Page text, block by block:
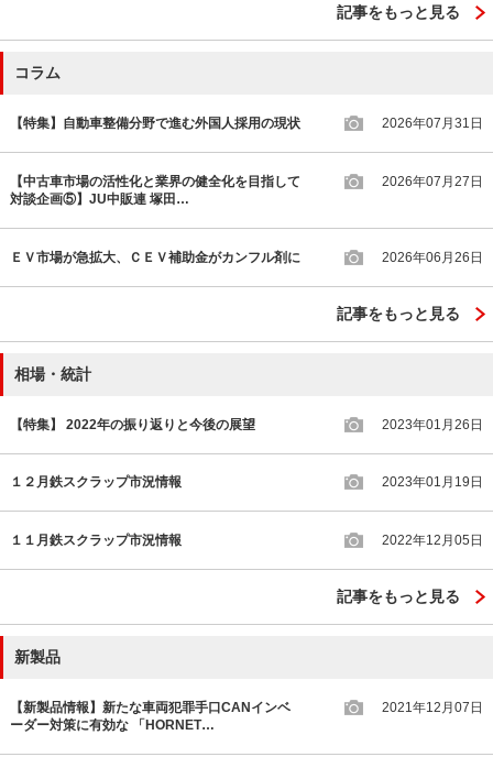
記事をもっと見る
コラム
【特集】自動車整備分野で進む外国人採用の現状 2026年07月31日
【中古車市場の活性化と業界の健全化を目指して
対談企画⑤】JU中販連 塚田…
2026年07月27日
ＥＶ市場が急拡大、ＣＥＶ補助金がカンフル剤に 2026年06月26日
記事をもっと見る
相場・統計
【特集】 2022年の振り返りと今後の展望 2023年01月26日
１２月鉄スクラップ市況情報 2023年01月19日
１１月鉄スクラップ市況情報 2022年12月05日
記事をもっと見る
新製品
【新製品情報】新たな車両犯罪手口CANインベ
ーダー対策に有効な 「HORNET…
2021年12月07日